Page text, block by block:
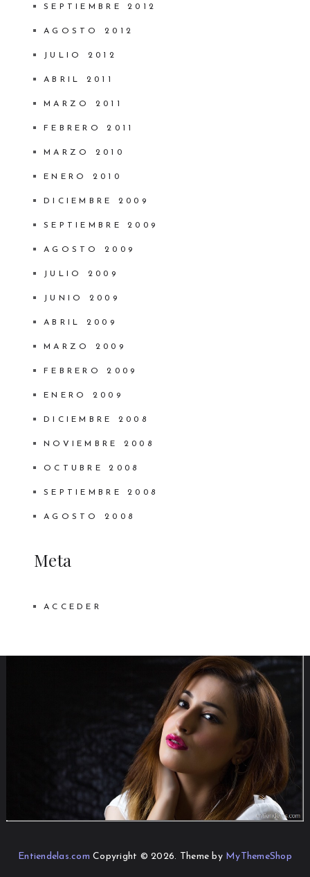
SEPTIEMBRE 2012
AGOSTO 2012
JULIO 2012
ABRIL 2011
MARZO 2011
FEBRERO 2011
MARZO 2010
ENERO 2010
DICIEMBRE 2009
SEPTIEMBRE 2009
AGOSTO 2009
JULIO 2009
JUNIO 2009
ABRIL 2009
MARZO 2009
FEBRERO 2009
ENERO 2009
DICIEMBRE 2008
NOVIEMBRE 2008
OCTUBRE 2008
SEPTIEMBRE 2008
AGOSTO 2008
Meta
ACCEDER
Entiendelas.com Copyright © 2026. Theme by MyThemeShop